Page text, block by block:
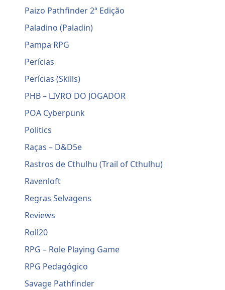
Paizo Pathfinder 2ª Edição
Paladino (Paladin)
Pampa RPG
Perícias
Perícias (Skills)
PHB – LIVRO DO JOGADOR
POA Cyberpunk
Politics
Raças – D&D5e
Rastros de Cthulhu (Trail of Cthulhu)
Ravenloft
Regras Selvagens
Reviews
Roll20
RPG – Role Playing Game
RPG Pedagógico
Savage Pathfinder